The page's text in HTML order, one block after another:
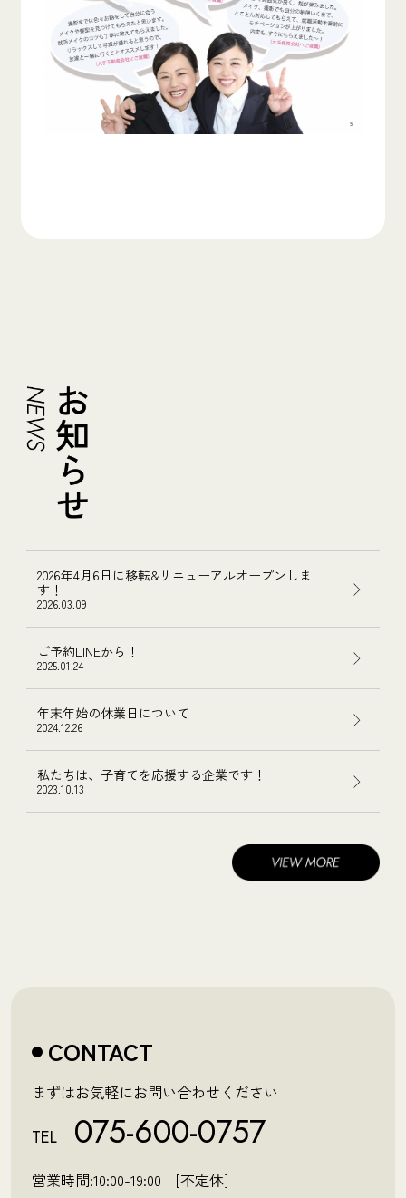
2026年4月6日に移転&リニューアルオープンしま
す！
2026.03.09
ご予約LINEから！
2025.01.24
年末年始の休業日について
2024.12.26
私たちは、子育てを応援する企業です！
2023.10.13
CONTACT
まずはお気軽にお問い合わせください
TEL 075-600-0757
営業時間:10:00-19:00 [不定休]